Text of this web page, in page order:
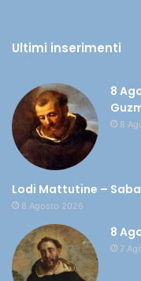
Ultimi inserimenti
8
8
Lodi Mattutine –
8 Agosto 2026
8
7